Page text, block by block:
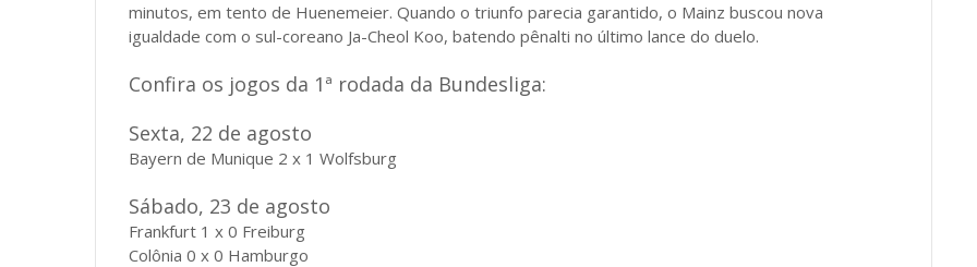
minutos, em tento de Huenemeier. Quando o triunfo parecia garantido, o Mainz buscou nova
igualdade com o sul-coreano Ja-Cheol Koo, batendo pênalti no último lance do duelo.
Confira os jogos da 1ª rodada da Bundesliga:
Sexta, 22 de agosto
Bayern de Munique 2 x 1 Wolfsburg
Sábado, 23 de agosto
Frankfurt 1 x 0 Freiburg
Colônia 0 x 0 Hamburgo